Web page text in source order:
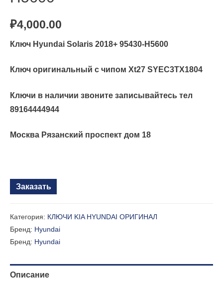
₽4,000.00
Ключ Hyundai Solaris 2018+ 95430-H5600
Ключ оригинальный с чипом Xt27 SYEC3TX1804
Ключи в наличии звоните записывайтесь тел
89164444944
Москва Рязанский проспект дом 18
Заказать
Категория: КЛЮЧИ KIA HYUNDAI ОРИГИНАЛ
Бренд: Hyundai
Бренд: Hyundai
Описание